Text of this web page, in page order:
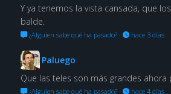
Y ya tenemos la vista cansada, que
balde.
¿Alguien sabe qué ha pasado?· hace 3 días
Paluego
Que las teles son más grandes ahora
¿Alguien sabe qué ha pasado?· hace 4 días